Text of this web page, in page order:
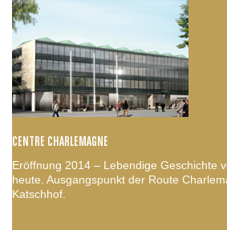
CENTRE CHARLEMAGNE
Eröffnung 2014 – Lebendige Geschichte
heute. Ausgangspunkt der Route
Katschhof.